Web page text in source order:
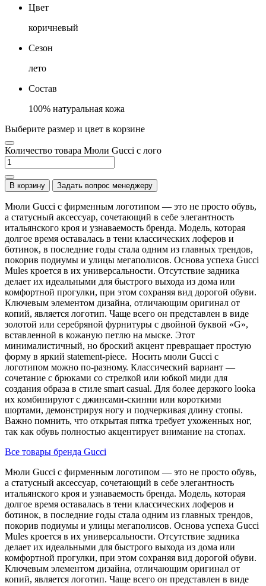
Цвет
коричневый
Сезон
лето
Состав
100% натуральная кожа
Выберите размер и цвет в корзине
Количество товара Мюли Gucci с лого
В корзину Задать вопрос менеджеру
Мюли Gucci с фирменным логотипом — это не просто обувь,
а статусный аксессуар, сочетающий в себе элегантность
итальянского кроя и узнаваемость бренда. Модель, которая
долгое время оставалась в тени классических лоферов и
ботинок, в последние годы стала одним из главных трендов,
покорив подиумы и улицы мегаполисов. Основа успеха Gucci
Mules кроется в их универсальности. Отсутствие задника
делает их идеальными для быстрого выхода из дома или
комфортной прогулки, при этом сохраняя вид дорогой обуви.
Ключевым элементом дизайна, отличающим оригинал от
копий, является логотип. Чаще всего он представлен в виде
золотой или серебряной фурнитуры с двойной буквой «G»,
вставленной в кожаную петлю на мыске. Этот
минималистичный, но броский акцент превращает простую
форму в яркий statement-piece. Носить мюли Gucci с
логотипом можно по-разному. Классический вариант —
сочетание с брюками со стрелкой или юбкой миди для
создания образа в стиле smart casual. Для более дерзкого looka
их комбинируют с джинсами-скинни или короткими
шортами, демонстрируя ногу и подчеркивая длину стопы.
Важно помнить, что открытая пятка требует ухоженных ног,
так как обувь полностью акцентирует внимание на стопах.
Все товары бренда Gucci
Мюли Gucci с фирменным логотипом — это не просто обувь,
а статусный аксессуар, сочетающий в себе элегантность
итальянского кроя и узнаваемость бренда. Модель, которая
долгое время оставалась в тени классических лоферов и
ботинок, в последние годы стала одним из главных трендов,
покорив подиумы и улицы мегаполисов. Основа успеха Gucci
Mules кроется в их универсальности. Отсутствие задника
делает их идеальными для быстрого выхода из дома или
комфортной прогулки, при этом сохраняя вид дорогой обуви.
Ключевым элементом дизайна, отличающим оригинал от
копий, является логотип. Чаще всего он представлен в виде